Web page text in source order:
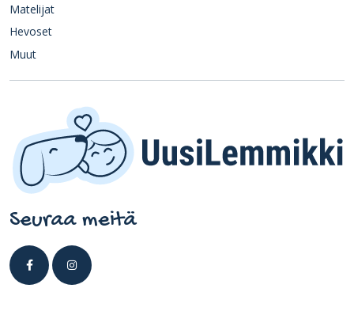
Matelijat
Hevoset
Muut
Seuraa meitä